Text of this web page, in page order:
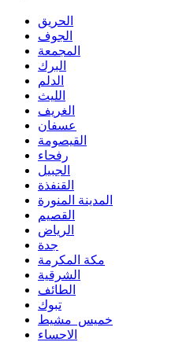
الحريق
الجوف
المجمعة
البرك
الدلم
الليث
الغريف
عسفان
القيصومة
رفحاء
الجبيل
القنفذة
المدينة المنورة
القصيم
الرياض
جدة
مكة المكرمة
الشرقية
الطائف
تبوك
خميس مشيط
الاحساء